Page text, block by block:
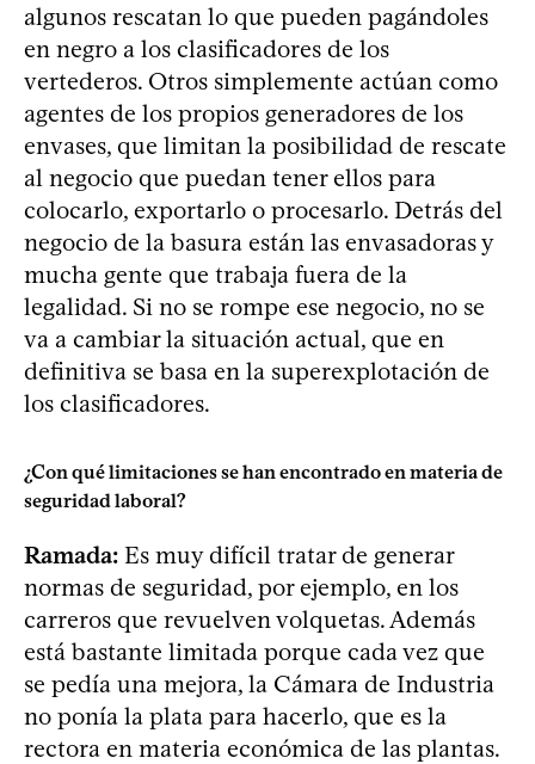
algunos rescatan lo que pueden pagándoles
en negro a los clasificadores de los
vertederos. Otros simplemente actúan como
agentes de los propios generadores de los
envases, que limitan la posibilidad de rescate
al negocio que puedan tener ellos para
colocarlo, exportarlo o procesarlo. Detrás del
negocio de la basura están las envasadoras y
mucha gente que trabaja fuera de la
legalidad. Si no se rompe ese negocio, no se
va a cambiar la situación actual, que en
definitiva se basa en la superexplotación de
los clasificadores.
¿Con qué limitaciones se han encontrado en materia de
seguridad laboral?
Ramada: Es muy difícil tratar de generar
normas de seguridad, por ejemplo, en los
carreros que revuelven volquetas. Además
está bastante limitada porque cada vez que
se pedía una mejora, la Cámara de Industria
no ponía la plata para hacerlo, que es la
rectora en materia económica de las plantas.